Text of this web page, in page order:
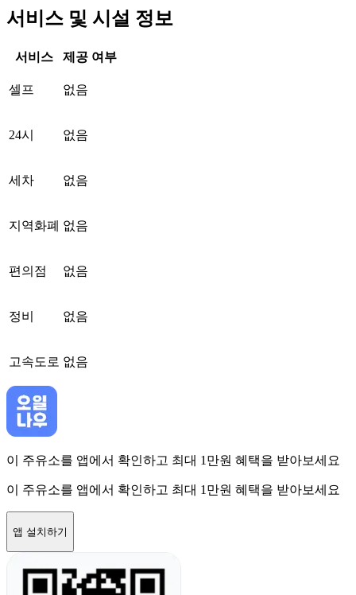
서비스 및 시설 정보
서비스 제공 여부
셀프 없음
24시 없음
세차 없음
지역화폐 없음
편의점 없음
정비 없음
고속도로 없음
이 주유소를 앱에서 확인하고 최대 1만원 혜택을 받아보세요
이 주유소를 앱에서 확인하고 최대 1만원 혜택을 받아보세요
앱 설치하기